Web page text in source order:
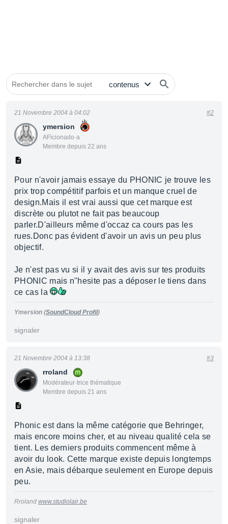
ymersion
AFicionado·a
Membre depuis 22 ans
21 Novembre 2004 à 04:02 #2
Pour n'avoir jamais essaye du PHONIC je trouve les
prix trop compétitif parfois et un manque cruel de
design.Mais il est vrai aussi que cet marque est
discrète ou plutot ne fait pas beaucoup
parler.D'ailleurs même d'occaz ca cours pas les
rues.Donc pas évident d'avoir un avis un peu plus
objectif.
Je n'est pas vu si il y avait des avis sur tes produits
PHONIC mais n"hesite pas a déposer le tiens dans
ce cas la
Ymersion (SoundCloud Profil)
signaler
rroland
Modérateur·trice thématique
Membre depuis 21 ans
21 Novembre 2004 à 13:38 #3
Phonic est dans la même catégorie que Behringer,
mais encore moins cher, et au niveau qualité cela se
tient. Les derniers produits commencent même à
avoir du look. Cette marque existe depuis longtemps
en Asie, mais débarque seulement en Europe depuis
peu.
Rroland www.studiolair.be
signaler